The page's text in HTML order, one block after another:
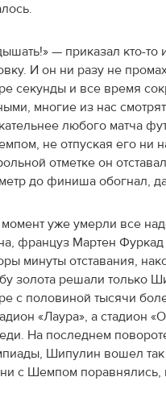
как
да и
— приказал кто-то
И он ни разу не
секунды и все время
многие из нас
любого матча
не отпуская его ни
отметке он
до финиша обогнал,
момент уже умерли все
француз Мартен Фуркад
минуты отставания,
золота решали только
с половиной тысячи
«Лаура», а стадион
На последнем
Шипулин вошел так
с Шемпом поравнялись,